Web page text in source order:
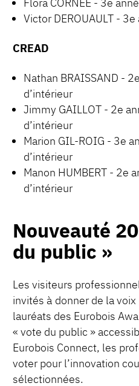
Victor DEROUAULT -
CREAD
Nathan BRAISSAND -
d’intérieur
Jimmy GAILLOT - 2e
d’intérieur
Marion GIL-ROIG - 3e
d’intérieur
Manon HUMBERT - 2e
d’intérieur
Nouveauté
du public »
Les visiteurs
invités à donner de la
lauréats des Eurobois
« vote du public »
Eurobois Connect, les
voter pour l’innovation
sélectionnées.